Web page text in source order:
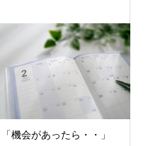
「機会があったら・・」